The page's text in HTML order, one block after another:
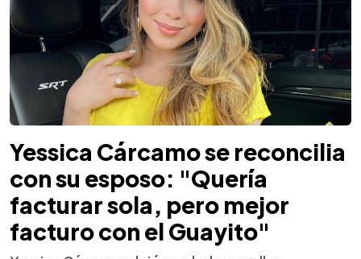
Yessica Cárcamo se reconcilia
con su esposo: "Quería
facturar sola, pero mejor
facturo con el Guayito"